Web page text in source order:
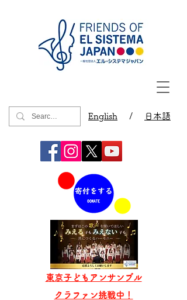
English / 日本語
東京子どもアンサンブル
​クラファン挑戦中！